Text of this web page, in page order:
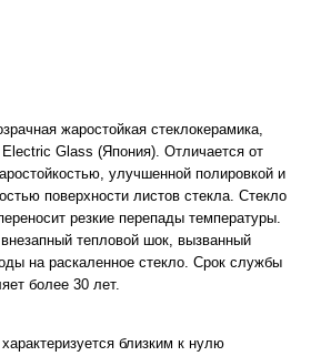
жаростойкая стеклокерамика,
Glass (Япония). Отличается от
улучшенной полировкой и
поверхности листов стекла. Стекло
резкие перепады температуры.
тепловой шок, вызванный
на раскаленное стекло. Срок службы
более 30 лет.
близким к нулю